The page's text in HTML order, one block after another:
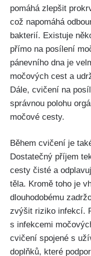
pomáhá‌ zlepšit
‍což napomáhá
bakterií. Existuje
přímo na​ posílení
pánevního dna je
močových cest a
Dále, ‌cvičení na
⁣správnou polohu
močové‍ cesty.
Během ‌cvičení je​
Dostatečný příjem
cesty čisté a
těla.​ Kromě toho je
dlouhodobému
zvýšit riziko⁤ infekcí.
s infekcemi
⁣cvičení spojené‌ s
doplňků, které